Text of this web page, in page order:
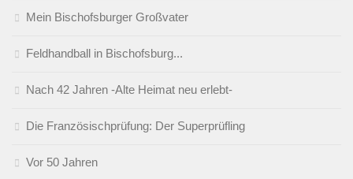
Mein Bischofsburger Großvater
Feldhandball in Bischofsburg...
Nach 42 Jahren -Alte Heimat neu erlebt-
Die Französischprüfung: Der Superprüfling
Vor 50 Jahren